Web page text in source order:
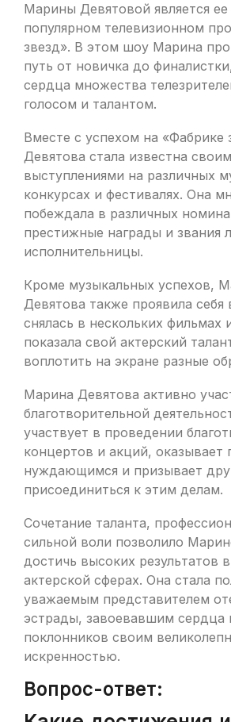
Марины Девятовой является ее
популярном телевизионном
звезд». В этом шоу Марина
путь от новичка до
сердца множества
голосом и талантом.
Вместе с успехом на «Фабрике
Девятова стала известна
выступлениями на различных
конкурсах и фестивалях. Она
побеждала в различных
престижные награды и звания
исполнительницы.
Кроме музыкальных успехов,
Девятова также проявила себя
снялась в нескольких фильмах
показала свой актерский
воплотить на экране разные
Марина Девятова активно
благотворительной
участвует в проведении
концертов и акций, оказывает
нуждающимся и призывает
присоединиться к этим делам.
Сочетание таланта,
сильной воли позволило
достичь высоких результатов
актерской сферах. Она стала
уважаемым представителем
эстрады, завоевавшим сердца
поклонников своим
искренностью.
Вопрос-ответ: